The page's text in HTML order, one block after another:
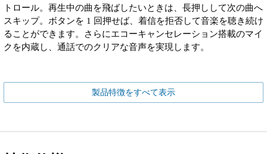
トロール。再生中の曲を飛ばしたいときは、長押しして次の曲へ
スキップ。ボタンを 1 回押せば、着信を拒否して音楽を聴き続け
ることができます。さらにエコーキャンセレーション搭載のマイ
クを内蔵し、通話でのクリアな音声を実現します。
製品特徴をすべて表示